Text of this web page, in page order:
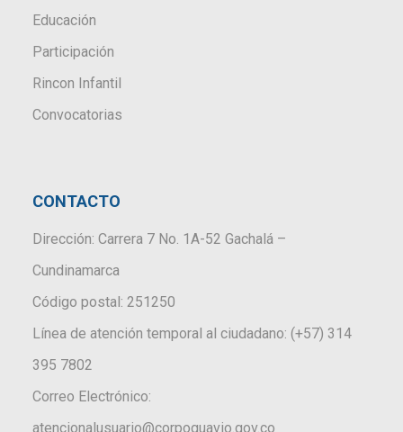
Educación
Participación
Rincon Infantil
Convocatorias
CONTACTO
Dirección: Carrera 7 No. 1A-52 Gachalá –
Cundinamarca
Código postal: 251250
Línea de atención temporal al ciudadano: (+57) 314
395 7802
Correo Electrónico:
atencionalusuario@corpoguavio.gov.co